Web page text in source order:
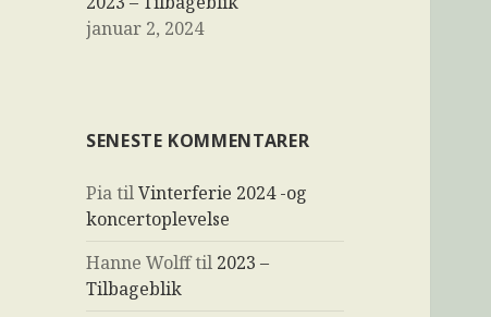
januar 2, 2024
SENESTE KOMMENTARER
PiatilVinterferie 2024 -og
koncertoplevelse
Hanne Wolfftil 2023 –
Tilbageblik